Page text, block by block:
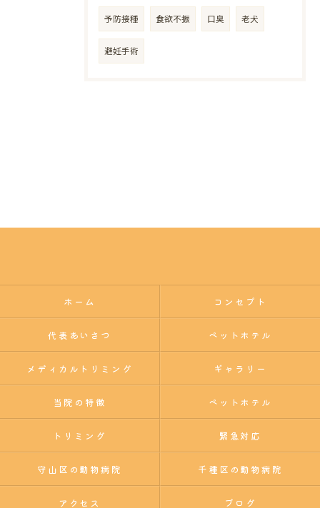
予防接種 食欲不振 口臭 老犬
避妊手術
ホーム コンセプト
代表あいさつ ペットホテル
メディカルトリミング ギャラリー
当院の特徴 ペットホテル
トリミング 緊急対応
守山区の動物病院 千種区の動物病院
アクセス ブログ